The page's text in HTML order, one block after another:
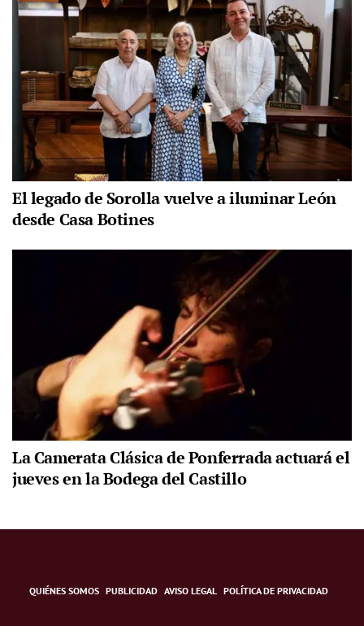
El legado de Sorolla vuelve a iluminar León
desde Casa Botines
La Camerata Clásica de Ponferrada actuará el
jueves en la Bodega del Castillo
QUIÉNES SOMOS PUBLICIDAD AVISO LEGAL POLÍTICA DE PRIVACIDAD